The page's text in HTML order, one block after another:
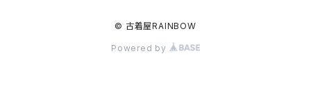
© 古着屋RAINBOW
Powered by